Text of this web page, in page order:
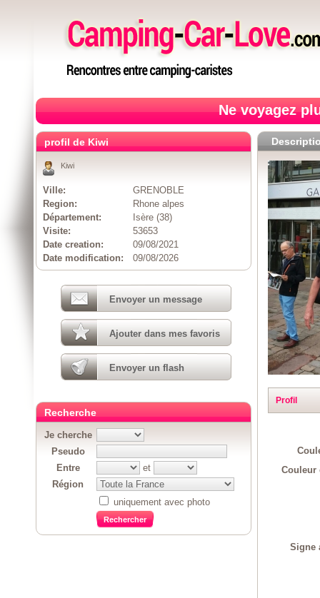
Ne voyagez
Profil
Couleur
Signe
profil de Kiwi
Kiwi
Ville:
GRENOBLE
Region:
Rhone alpes
Département:
Isère (38)
Visite:
53653
Date creation:
09/08/2021
Date modification:
09/08/2026
Envoyer un message
Ajouter dans mes favoris
Envoyer un flash
Recherche
Je cherche
Pseudo
Entre
et
Région
uniquement avec photo